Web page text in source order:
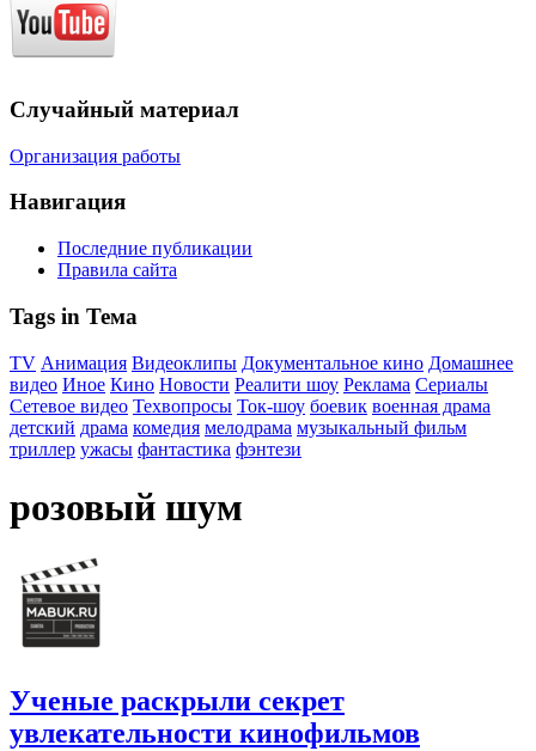
Случайный материал
Организация работы
Навигация
Последние публикации
Правила сайта
Tags in Тема
TV Анимация Видеоклипы Документальное кино Домашнее
видео Иное Кино Новости Реалити шоу Реклама Сериалы
Сетевое видео Техвопросы Ток-шоу боевик военная драма
детский драма комедия мелодрама музыкальный фильм
триллер ужасы фантастика фэнтези
розовый шум
Ученые раскрыли секрет
увлекательности кинофильмов